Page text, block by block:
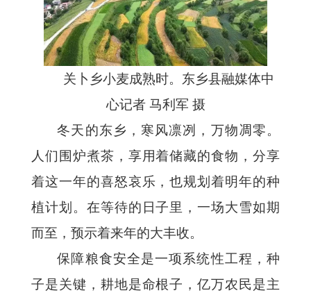
关卜乡小麦成熟时。东乡县融媒体中
心记者 马利军 摄
冬天的东乡，寒风凛冽，万物凋零。
人们围炉煮茶，享用着储藏的食物，分享
着这一年的喜怒哀乐，也规划着明年的种
植计划。在等待的日子里，一场大雪如期
而至，预示着来年的大丰收。
保障粮食安全是一项系统性工程，种
子是关键，耕地是命根子，亿万农民是主